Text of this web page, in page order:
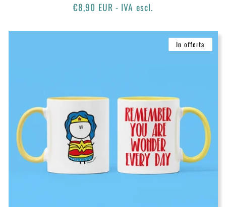
Prezzo
listino
€8,90 EUR - IVA escl.
In offerta